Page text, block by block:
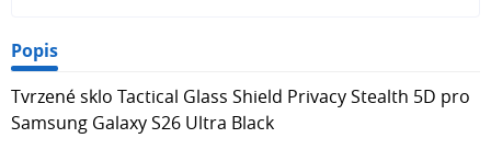
Popis
Tvrzené sklo Tactical Glass Shield Privacy Stealth 5D pro
Samsung Galaxy S26 Ultra Black